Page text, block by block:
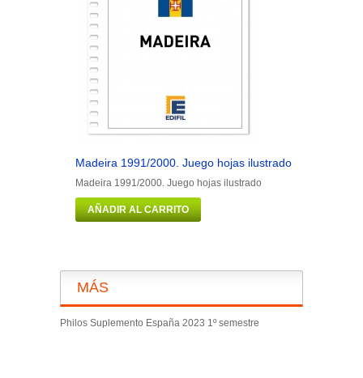
Madeira 1991/2000. Juego hojas ilustrado
Madeira 1991/2000. Juego hojas ilustrado
AÑADIR AL CARRITO
MÁS
Philos Suplemento España 2023 1º semestre